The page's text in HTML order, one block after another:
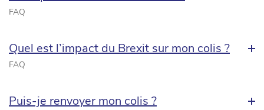
FAQ
Quel est l’impact du Brexit sur mon colis ?
FAQ
Puis-je renvoyer mon colis ?